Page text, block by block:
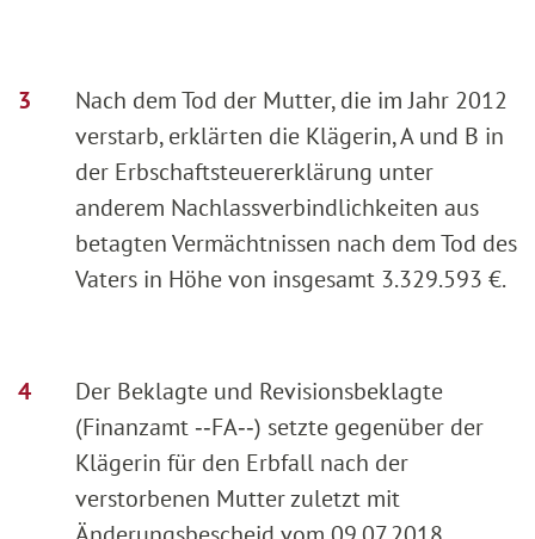
Nach dem Tod der Mutter, die im Jahr 2012
verstarb, erklärten die Klägerin, A und B in
der Erbschaftsteuererklärung unter
anderem Nachlassverbindlichkeiten aus
betagten Vermächtnissen nach dem Tod des
Vaters in Höhe von insgesamt 3.329.593 €.
Der Beklagte und Revisionsbeklagte
(Finanzamt ‑‑FA‑‑) setzte gegenüber der
Klägerin für den Erbfall nach der
verstorbenen Mutter zuletzt mit